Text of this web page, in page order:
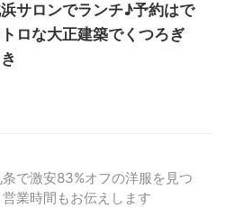
サロンでランチ♪予約はで
ロな大正建築でくつろぎ
で激安83%オフの洋服を見つ
業時間もお伝えします